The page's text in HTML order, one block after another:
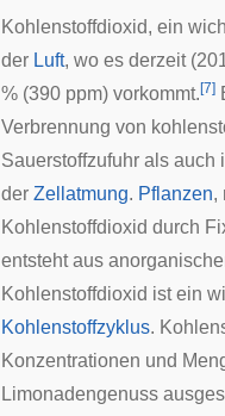
Kohlenstoffdioxid, ein
der Luft, wo es derzeit
% (390 ppm) vorkommt. [7]
Verbrennung von
Sauerstoffzufuhr als auch
der Zellatmung. Pflanzen,
Kohlenstoffdioxid durch
entsteht aus
Kohlenstoffdioxid ist ein
Kohlenstoffzyklus.
Konzentrationen und
Limonadengenuss